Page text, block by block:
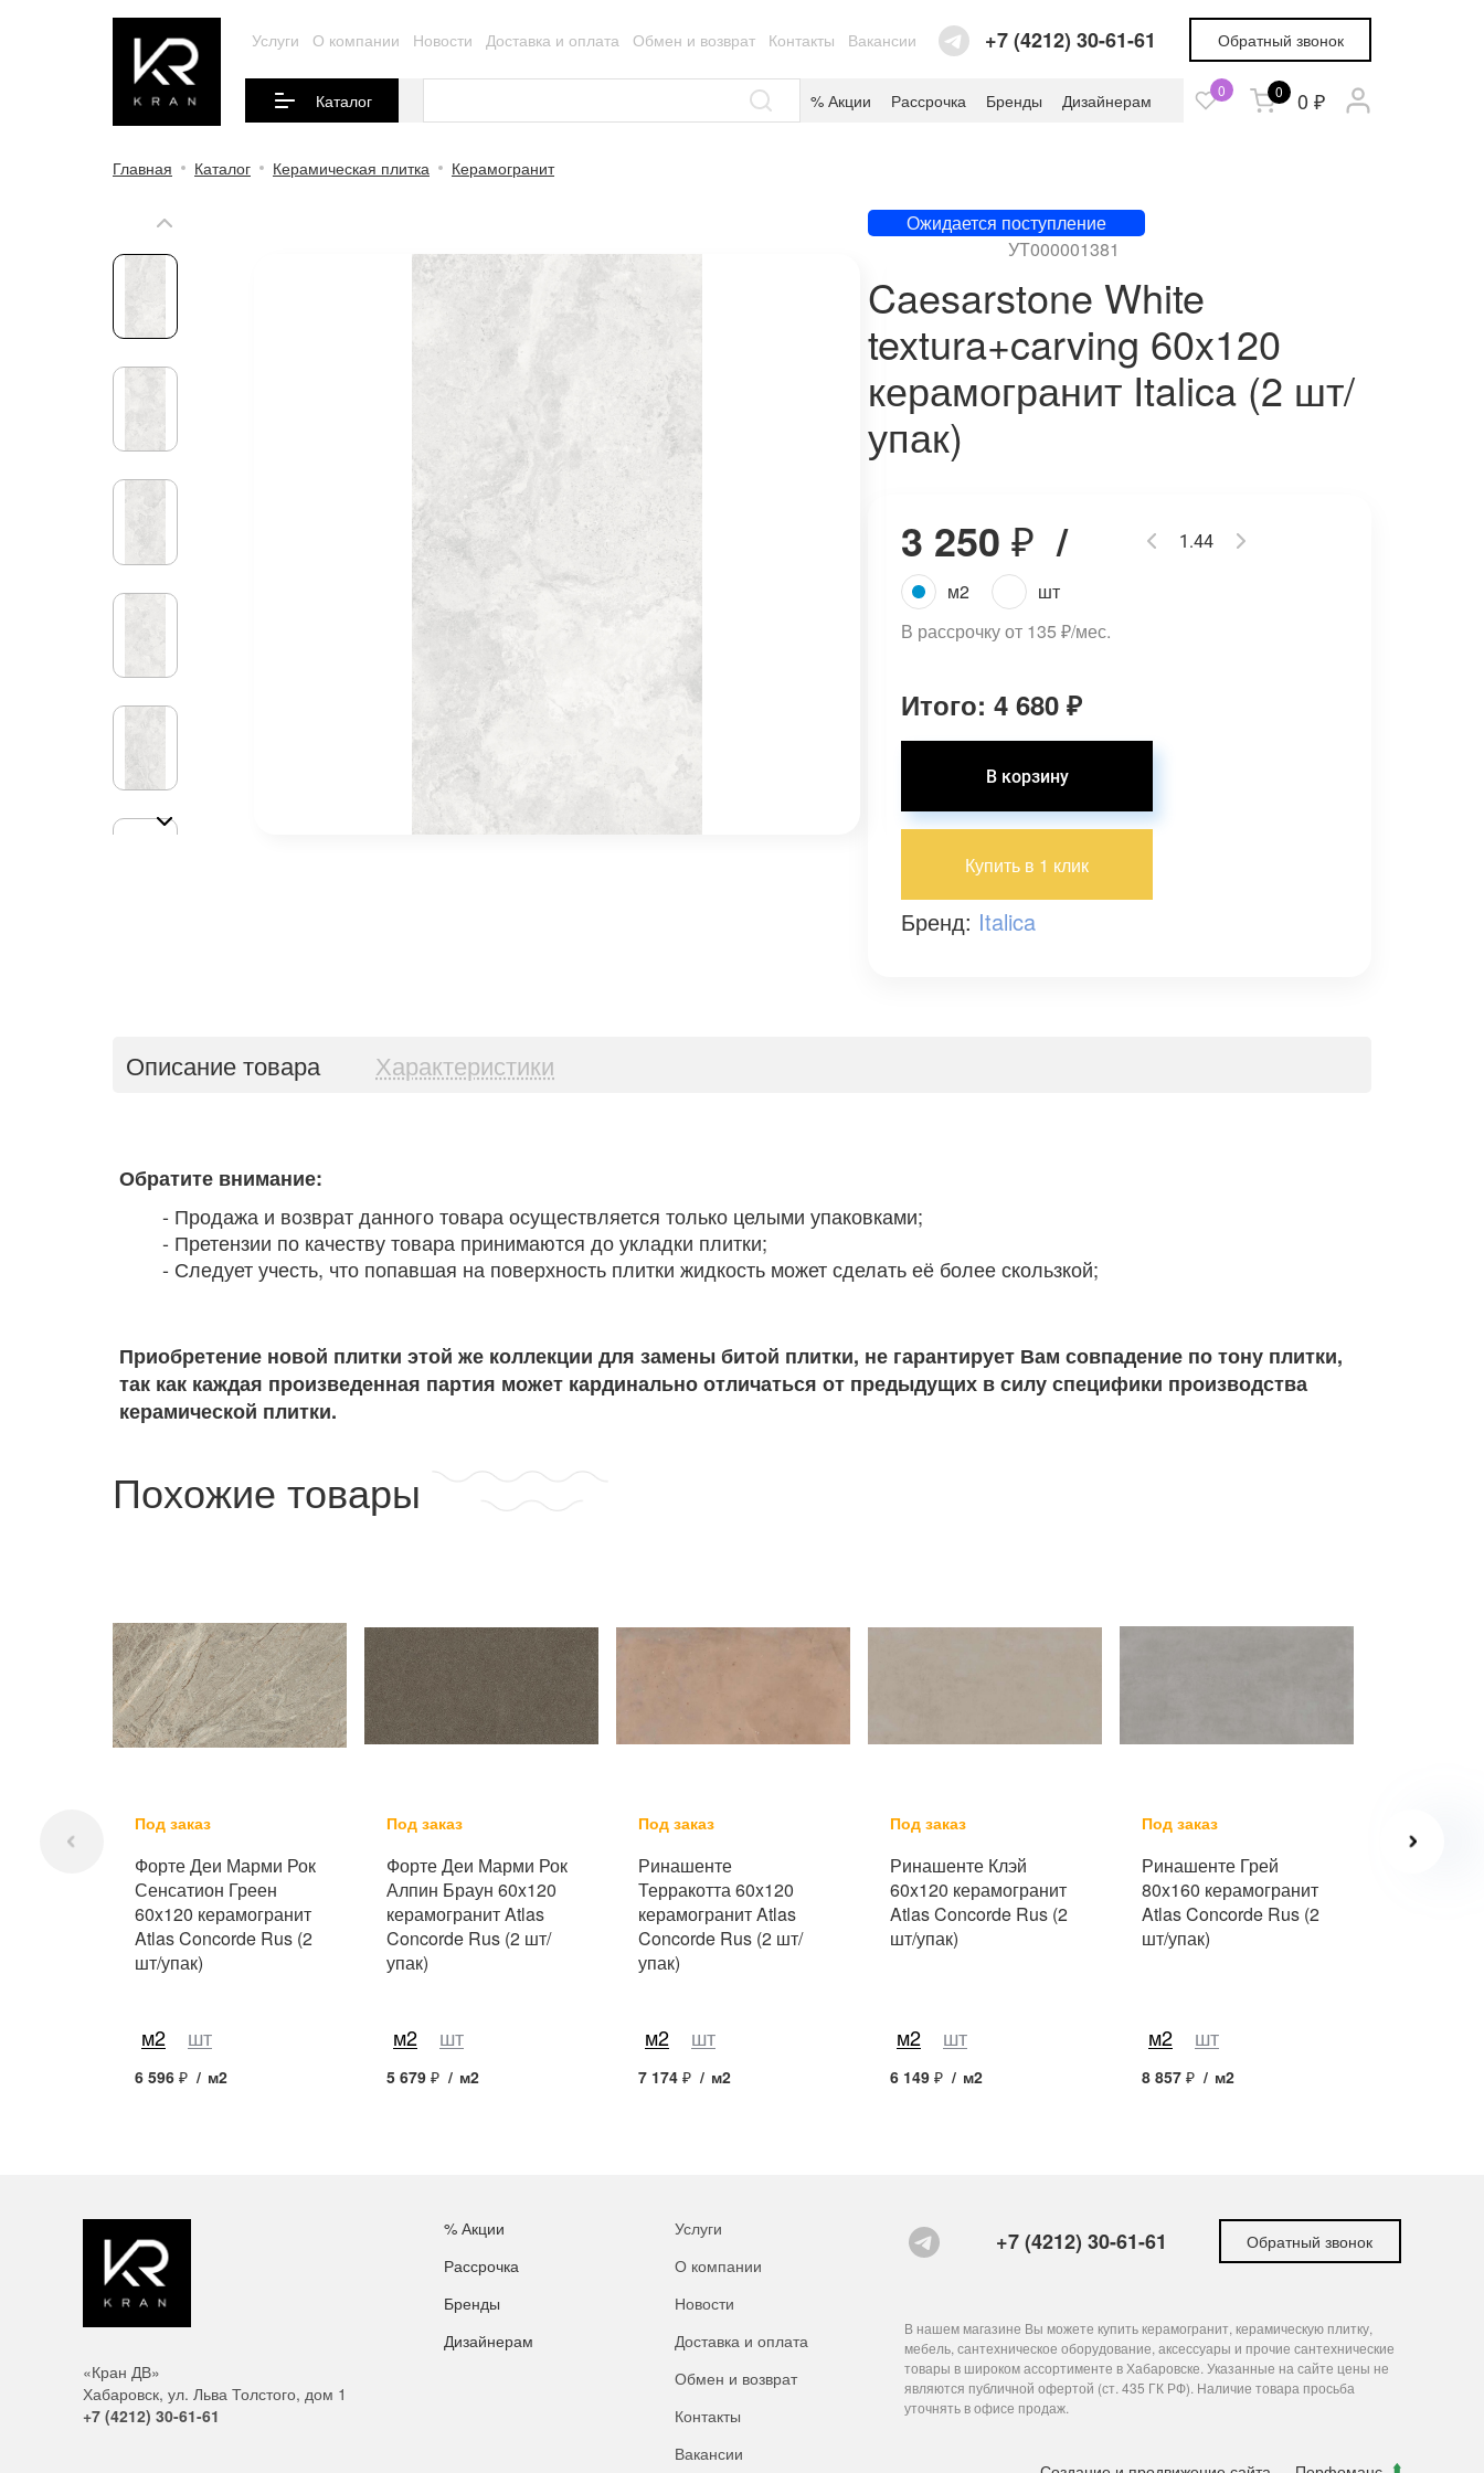
Услуги О компании Новости Доставка и оплата Обмен и возврат Контакты Вакансии +7 (4212) 30-61-61 Обратный звонок
Каталог % Акции Рассрочка Бренды Дизайнерам 0 0 0 ₽
Главная Каталог Керамическая плитка Керамогранит
Ожидается поступление
УТ000001381
Caesarstone White
textura+carving 60x120
керамогранит Italica (2 шт/
упак)
3 250 ₽ /
м2
шт
В рассрочку от 135 ₽/мес.
Итого: 4 680 ₽
Купить в 1 клик
Бренд: Italica
Описание товара Характеристики
Обратите внимание:
- Продажа и возврат данного товара осуществляется только целыми упаковками;
- Претензии по качеству товара принимаются до укладки плитки;
- Следует учесть, что попавшая на поверхность плитки жидкость может сделать её более скользкой;
Приобретение новой плитки этой же коллекции для замены битой плитки, не гарантирует Вам совпадение по тону плитки,
так как каждая произведенная партия может кардинально отличаться от предыдущих в силу специфики производства
керамической плитки.
Похожие товары
Под заказ
Форте Деи Марми Рок
Сенсатион Греен
60x120 керамогранит
Atlas Concorde Rus (2
шт/упак)
м2 шт
6 596 ₽ / м2
Под заказ
Форте Деи Марми Рок
Алпин Браун 60x120
керамогранит Atlas
Concorde Rus (2 шт/
упак)
м2 шт
5 679 ₽ / м2
Под заказ
Ринашенте
Терракотта 60x120
керамогранит Atlas
Concorde Rus (2 шт/
упак)
м2 шт
7 174 ₽ / м2
Под заказ
Ринашенте Клэй
60x120 керамогранит
Atlas Concorde Rus (2
шт/упак)
м2 шт
6 149 ₽ / м2
Под заказ
Ринашенте Грей
80x160 керамогранит
Atlas Concorde Rus (2
шт/упак)
м2 шт
8 857 ₽ / м2
«Кран ДВ»
Хабаровск, ул. Льва Толстого, дом 1
+7 (4212) 30-61-61
% Акции
Рассрочка
Бренды
Дизайнерам
Услуги
О компании
Новости
Доставка и оплата
Обмен и возврат
Контакты
Вакансии
+7 (4212) 30-61-61 Обратный звонок
В нашем магазине Вы можете купить керамогранит, керамическую плитку,
мебель, сантехническое оборудование, аксессуары и прочие сантехнические
товары в широком ассортименте в Хабаровске. Указанные на сайте цены не
являются публичной офертой (ст. 435 ГК РФ). Наличие товара просьба
уточнять в офисе продаж.